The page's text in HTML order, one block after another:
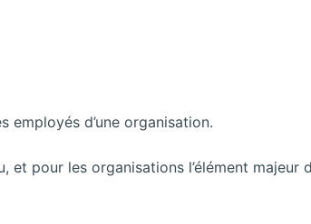
d’une organisation.
et pour les organisations l’élément